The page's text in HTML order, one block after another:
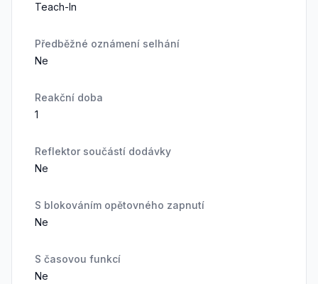
Teach-In
Předběžné oznámení selhání
Ne
Reakční doba
1
Reflektor součástí dodávky
Ne
S blokováním opětovného zapnutí
Ne
S časovou funkcí
Ne